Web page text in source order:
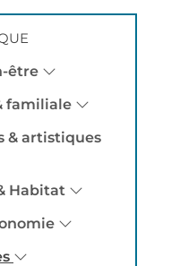
être
familiale
& artistiques
Habitat